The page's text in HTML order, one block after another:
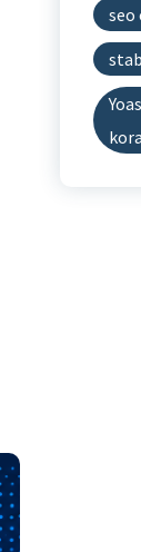
seo